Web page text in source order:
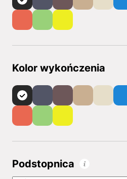
Kolor wykończenia
Podstopnica